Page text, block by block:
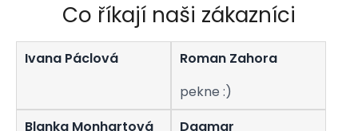
Co říkají naši zákazníci
Ivana Páclová
Roman Zahora
pekne :)
Blanka Monhartová
Dagmar